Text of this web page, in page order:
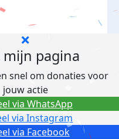
mijn pagina
snel om donaties voor
jouw actie
via Facebook
via Instagram
via WhatsApp